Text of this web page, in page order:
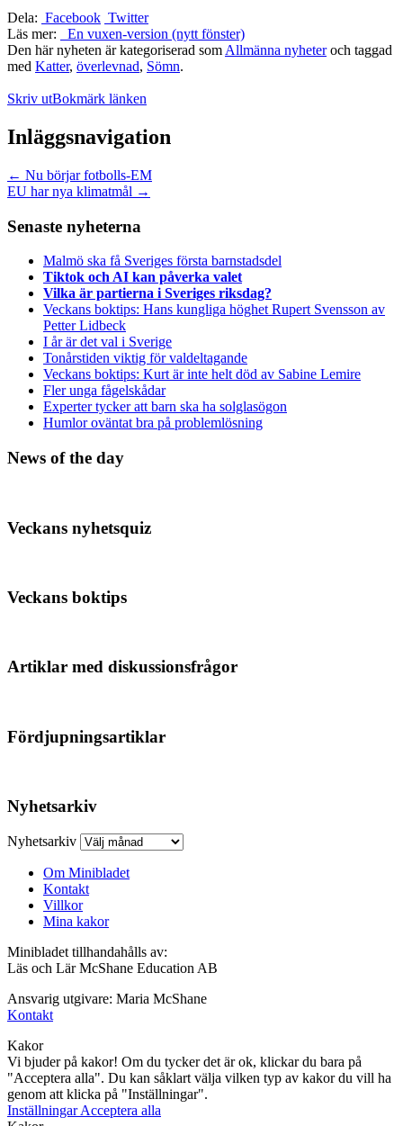
Dela: Facebook Twitter
Läs mer:
En vuxen-version (nytt fönster)
Den här nyheten är kategoriserad som Allmänna nyheteroch taggad
med Katter, överlevnad, Sömn.
Skriv utBokmärk länken
Inläggsnavigation
← Nu börjar fotbolls-EM
EU har nya klimatmål →
Senaste nyheterna
Malmö ska få Sveriges första barnstadsdel
Tiktok och AI kan påverka valet
Vilka är partierna i Sveriges riksdag?
Veckans boktips: Hans kungliga höghet Rupert Svensson av
Petter Lidbeck
I år är det val i Sverige
Tonårstiden viktig för valdeltagande
Veckans boktips: Kurt är inte helt död av Sabine Lemire
Fler unga fågelskådar
Experter tycker att barn ska ha solglasögon
Humlor oväntat bra på problemlösning
News of the day
Veckans nyhetsquiz
Veckans boktips
Artiklar med diskussionsfrågor
Fördjupningsartiklar
Nyhetsarkiv
Nyhetsarkiv
Om Minibladet
Kontakt
Villkor
Mina kakor
Minibladet tillhandahålls av:
Läs och Lär McShane Education AB
Ansvarig utgivare: Maria McShane
Kontakt
Kakor
Vi bjuder på kakor! Om du tycker det är ok, klickar du bara på
"Acceptera alla". Du kan såklart välja vilken typ av kakor du vill ha
genom att klicka på "Inställningar".
InställningarAcceptera alla